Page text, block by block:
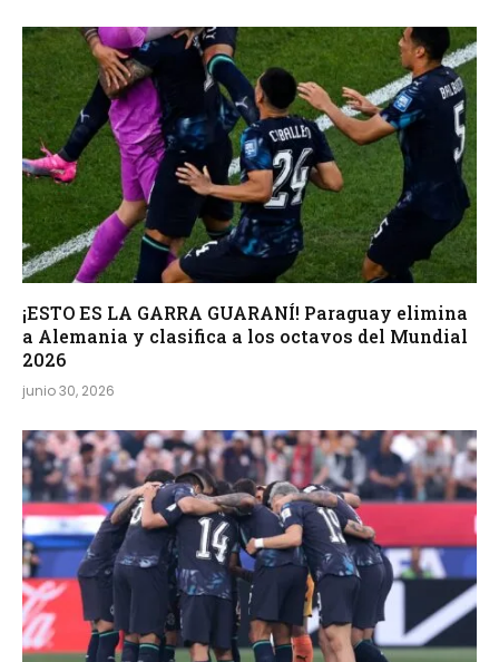
¡ESTO ES LA GARRA GUARANÍ! Paraguay elimina
a Alemania y clasifica a los octavos del Mundial
2026
junio 30, 2026